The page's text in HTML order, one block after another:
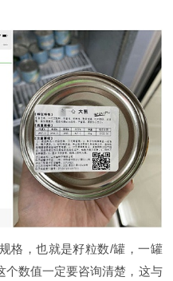
格，也就是籽粒数/罐，一罐
个数值一定要咨询清楚，这与